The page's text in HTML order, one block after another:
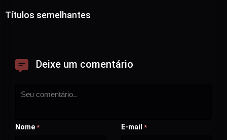
Títulos semelhantes
Deixe um comentário
Nome * E-mail *